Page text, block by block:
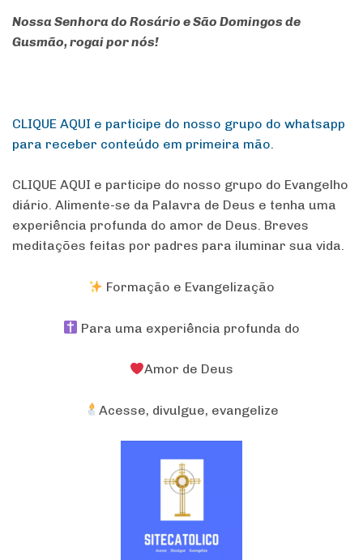
Nossa Senhora do Rosário e São Domingos de
Gusmão, rogai por nós!
CLIQUE AQUI e participe do nosso grupo do whatsapp
para receber conteúdo em primeira mão.
CLIQUE AQUI e participe do nosso grupo do Evangelho
diário. Alimente-se da Palavra de Deus e tenha uma
experiência profunda do amor de Deus. Breves
meditações feitas por padres para iluminar sua vida.
Formação e Evangelização
Para uma experiência profunda do
Amor de Deus
Acesse, divulgue, evangelize